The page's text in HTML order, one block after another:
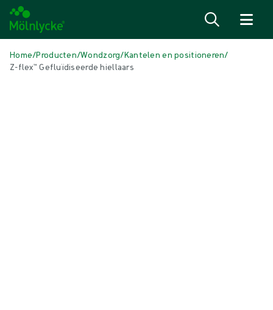
Home/Producten/Wondzorg/Kantelen en positioneren/
Z-flex™ Gefluïdiseerde hiellaars